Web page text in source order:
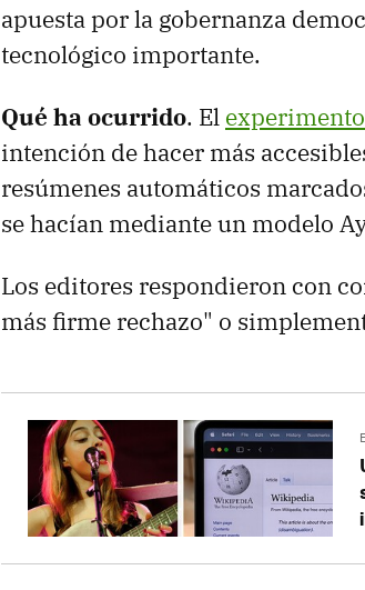
apuesta por la gobernanza
tecnológico importante.
Qué ha ocurrido. El
intención de hacer más
resúmenes automáticos
se hacían mediante un modelo
Los editores respondieron con
más firme rechazo" o